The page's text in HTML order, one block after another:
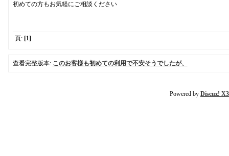
初めての方もお気軽にご相談ください
頁: [1]
查看完整版本: このお客様も初めての利用で不安そうでしたが、
Powered by Discuz!